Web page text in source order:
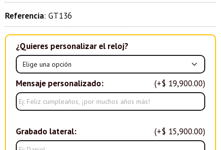
Referencia: GT136
¿Quieres personalizar el reloj?
Mensaje personalizado: (+$ 19,900.00)
Grabado lateral: (+$ 15,900.00)